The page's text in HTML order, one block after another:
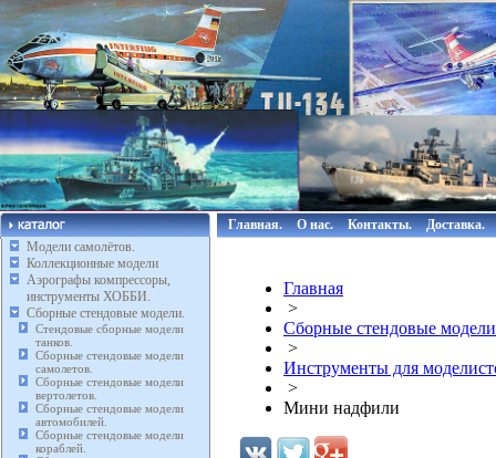
Модели самолётов.
Коллекционные модели
Аэрографы компрессоры,
инструменты ХОББИ.
Сборные стендовые модели.
Стендовые сборные модели
танков.
Сборные стендовые модели
самолетов.
Сборные стендовые модели
вертолетов.
Сборные стендовые модели
автомобилей.
Сборные стендовые модели
кораблей.
Главная. О нас. Контакты. Доставка.
Главная
>
Сборные стендовые
>
Инструменты для
>
Мини надфили